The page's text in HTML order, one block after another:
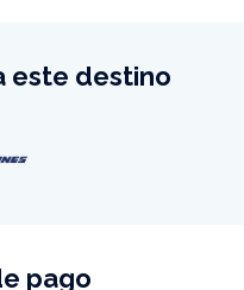
este destino
pago